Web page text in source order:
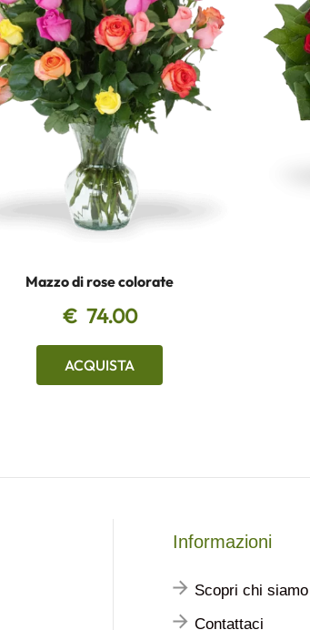
Mazzo di rose colorate
€ 74.00
ACQUISTA
Informazioni
Scopri chi siamo
Contattaci